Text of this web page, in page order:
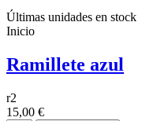
Últimas unidades en stock
Inicio
Ramillete azul
r2
15,00 €